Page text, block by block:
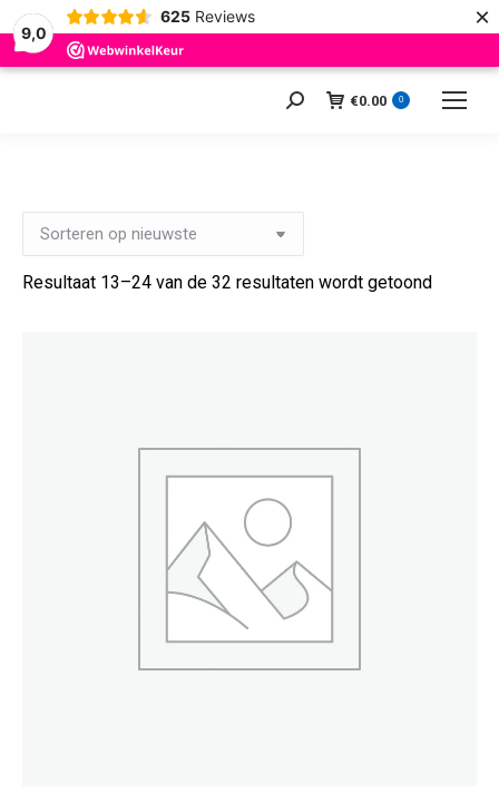
9,0
625 Reviews ×
Zoeken: €0.00 0
Resultaat 13–24 van de 32 resultaten wordt getoond